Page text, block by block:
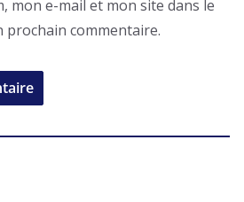
mon e-mail et mon site dans le
commentaire.